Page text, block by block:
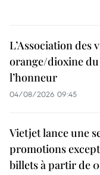
L’Association des
orange/dioxine du
l’honneur
04/08/2026 09:45
Vietjet lance une
promotions
billets à partir de